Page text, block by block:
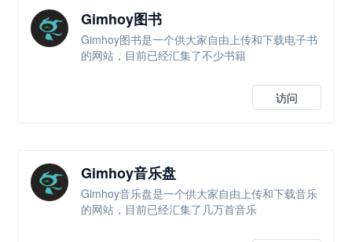
Gimhoy图书
Gimhoy图书是一个供大家自由上传和下载电子书
的网站，目前已经汇集了不少书籍
访问
Gimhoy音乐盘
Gimhoy音乐盘是一个供大家自由上传和下载音乐
的网站，目前已经汇集了几万首音乐